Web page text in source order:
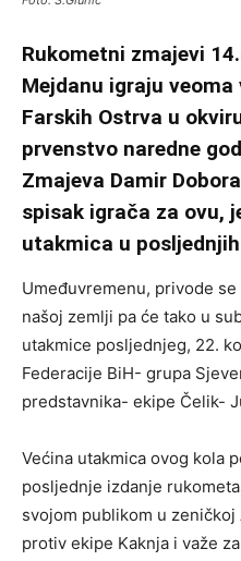
Rukometni zmajevi
Mejdanu igraju
Farskih Ostrva u
prvenstvo naredne
Zmajeva Damir
spisak igrača za ovu,
utakmica u
Umeđuvremenu, privode
našoj zemlji pa će tako u
utakmice posljednjeg, 22.
Federacije BiH- grupa
predstavnika- ekipe Čelik-
Većina utakmica ovog kola
posljednje izdanje
svojom publikom u
protiv ekipe Kaknja i važe